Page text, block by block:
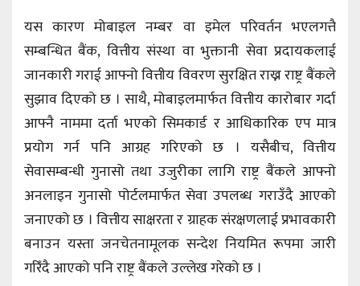
यस कारण मोबाइल नम्बर वा इमेल परिवर्तन भएलगत्तै
सम्बन्धित बैंक, वित्तीय संस्था वा भुक्तानी सेवा प्रदायकलाई
जानकारी गराई आफ्नो वित्तीय विवरण सुरक्षित राख्न राष्ट्र बैंकले
सुझाव दिएको छ । साथै, मोबाइलमार्फत वित्तीय कारोबार गर्दा
आफ्नै नाममा दर्ता भएको सिमकार्ड र आधिकारिक एप मात्र
प्रयोग गर्न पनि आग्रह गरिएको छ । यसैबीच, वित्तीय
सेवासम्बन्धी गुनासो तथा उजुरीका लागि राष्ट्र बैंकले आफ्नो
अनलाइन गुनासो पोर्टलमार्फत सेवा उपलब्ध गराउँदै आएको
जनाएको छ । वित्तीय साक्षरता र ग्राहक संरक्षणलाई प्रभावकारी
बनाउन यस्ता जनचेतनामूलक सन्देश नियमित रूपमा जारी
गरिँदै आएको पनि राष्ट्र बैंकले उल्लेख गरेको छ ।